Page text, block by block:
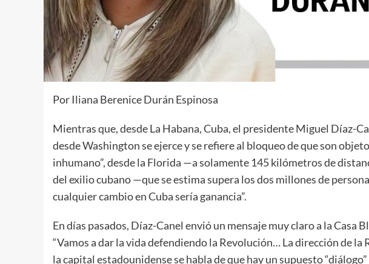
Por Iliana Berenice Durán Espinosa
Mientras que, desde La Habana, Cuba, el presidente Miguel Díaz-
desde Washington se ejerce y se refiere al bloqueo de que son
inhumano”, desde la Florida —a solamente 145 kilómetros de
del exilio cubano —que se estima supera los dos millones de
cualquier cambio en Cuba sería ganancia”.
En días pasados, Díaz-Canel envió un mensaje muy claro a la Casa
“Vamos a dar la vida defendiendo la Revolución… La dirección de la
la capital estadounidense se habla de que hay un supuesto